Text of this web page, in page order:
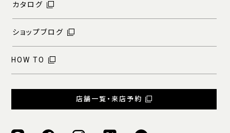
カタログ
ショップブログ
HOW TO
店舗一覧・来店予約